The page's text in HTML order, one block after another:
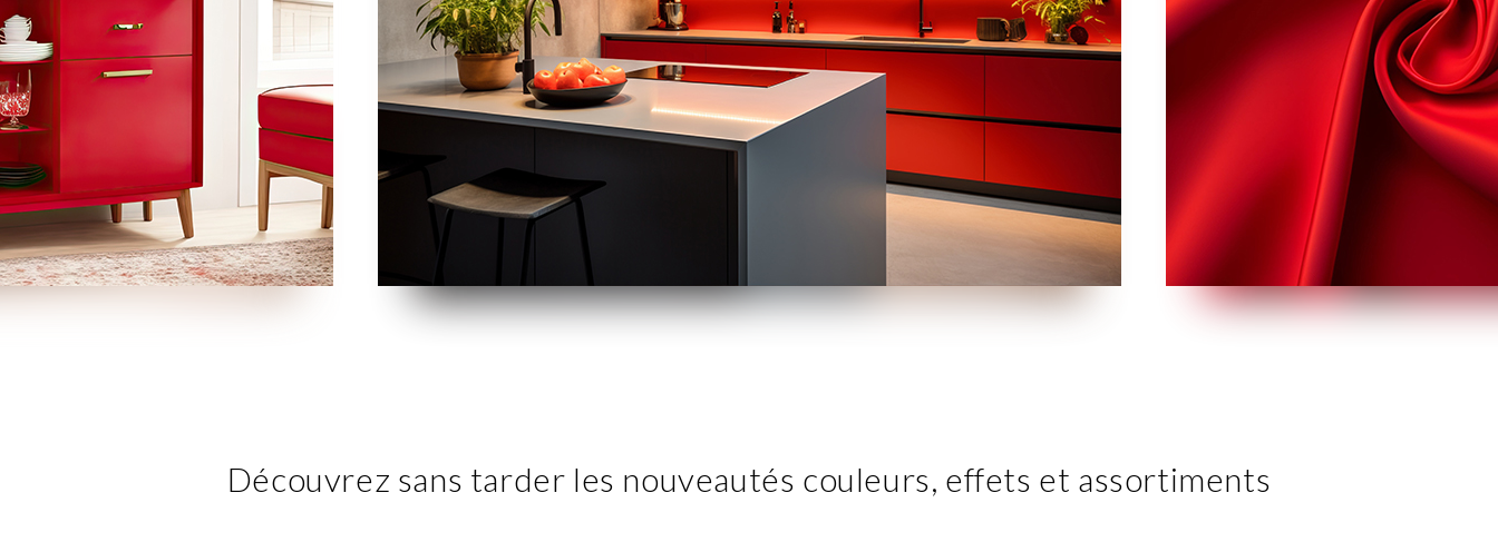
Découvrez sans tarder les nouveautés couleurs, effets et assortiments